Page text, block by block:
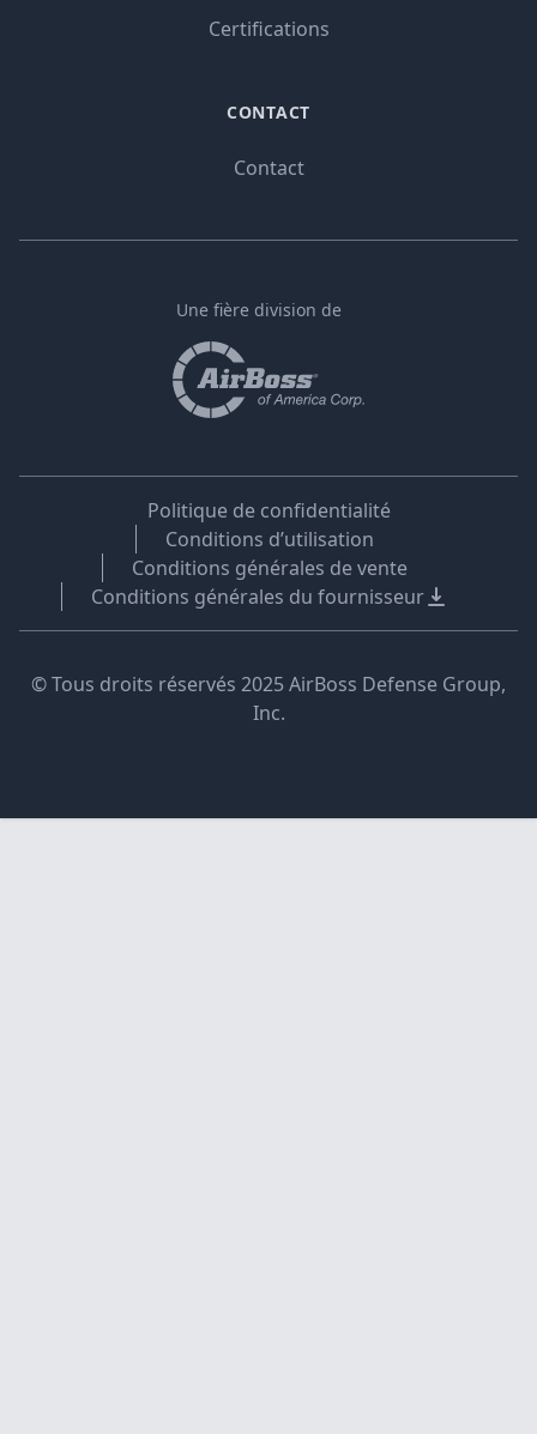
Certifications
CONTACT
Contact
Une fière division de
Politique de confidentialité
Conditions d’utilisation
Conditions générales de vente
Conditions générales du fournisseur
© Tous droits réservés 2025 AirBoss Defense Group,
Inc.